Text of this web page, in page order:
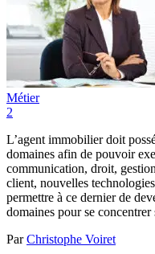
Métier
2
L’agent immobilier doit
domaines afin de pouvoir
communication, droit,
client, nouvelles
permettre à ce dernier de
domaines pour se
ParChristophe Voiret